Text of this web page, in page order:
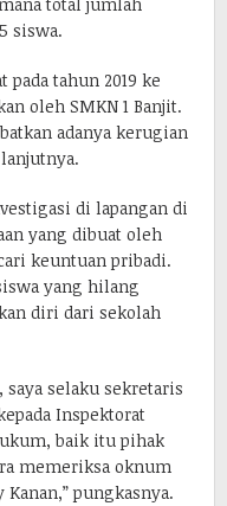
total jumlah
siswa.
pada tahun 2019 ke
oleh SMKN 1 Banjit.
adanya kerugian
di lapangan di
yang dibuat oleh
keuntuan pribadi.
yang hilang
diri dari sekolah
saya selaku sekretaris
Inspektorat
baik itu pihak
memeriksa oknum
Kanan,” pungkasnya.